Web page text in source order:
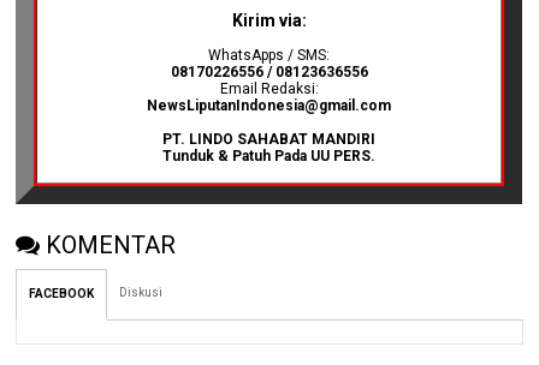
Kirim via:
WhatsApps / SMS:
08170226556 / 08123636556
Email Redaksi:
NewsLiputanIndonesia@gmail.com
PT. LINDO SAHABAT MANDIRI
Tunduk & Patuh Pada UU PERS.
KOMENTAR
FACEBOOK Diskusi